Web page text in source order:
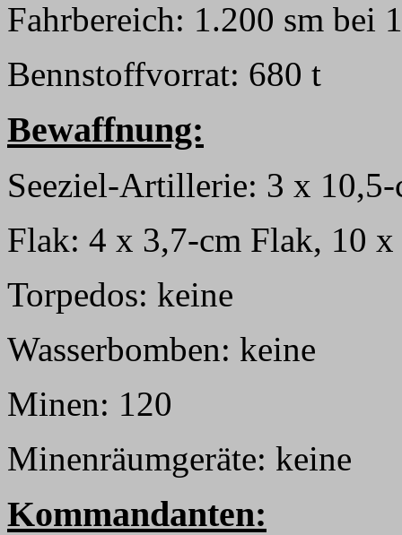
Fahrbereich: 1.200 sm bei
Bennstoffvorrat: 680 t
Bewaffnung:
Seeziel-Artillerie: 3 x
Flak: 4 x 3,7-cm Flak, 10
Torpedos: keine
Wasserbomben: keine
Minen: 120
Minenräumgeräte: keine
Kommandanten: